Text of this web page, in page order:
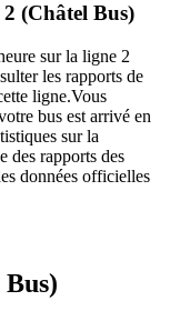
(Châtel Bus)
sur la ligne 2
les rapports de
ligne.Vous
bus est arrivé en
sur la
des rapports des
données officielles